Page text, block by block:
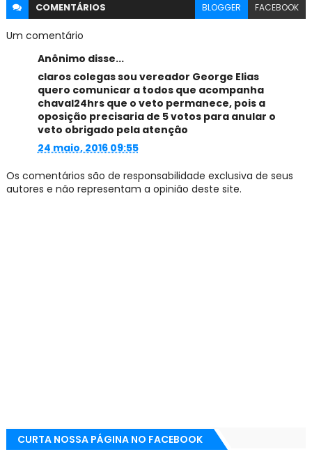
COMENTÁRIOS BLOGGER FACEBOOK
Um comentário
Anônimo disse...
claros colegas sou vereador George Elias
quero comunicar a todos que acompanha
chaval24hrs que o veto permanece, pois a
oposição precisaria de 5 votos para anular o
veto obrigado pela atençâo
24 maio, 2016 09:55
Os comentários são de responsabilidade exclusiva de seus
autores e não representam a opinião deste site.
CURTA NOSSA PÁGINA NO FACEBOOK